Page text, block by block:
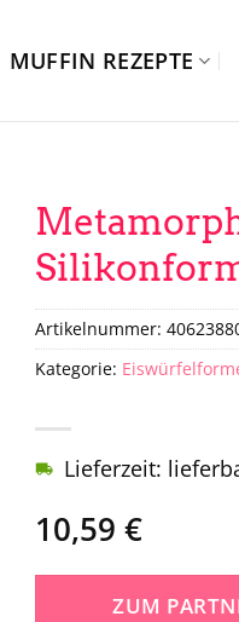
MUFFIN REZEPTE
10,59 €
Lieferzeit:
ZUM
Artikelnummer:
Kategorie: